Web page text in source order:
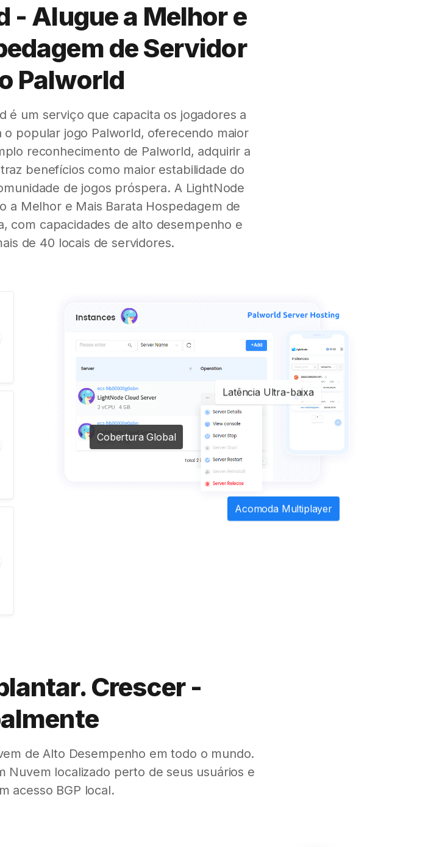
- Alugue a Melhor e
de Servidor
Palworld
é um serviço que capacita os jogadores a
popular jogo Palworld, oferecendo maior
reconhecimento de Palworld, adquirir a
benefícios como maior estabilidade do
de jogos próspera. A LightNode
a Melhor e Mais Barata Hospedagem de
com capacidades de alto desempenho e
de 40 locais de servidores.
Latência Ultra-baixa
Cobertura Global
Acomoda Multiplayer
Crescer -
de Alto Desempenho em todo o mundo.
Nuvem localizado perto de seus usuários e
acesso BGP local.